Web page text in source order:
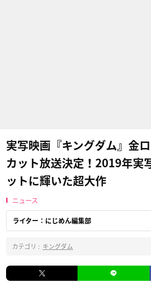
実写映画『キングダム』金
カット放送決定！2019年実
ットに輝いた超大作
ニュース
ライター：にじめん編集部
カテゴリ : キングダム